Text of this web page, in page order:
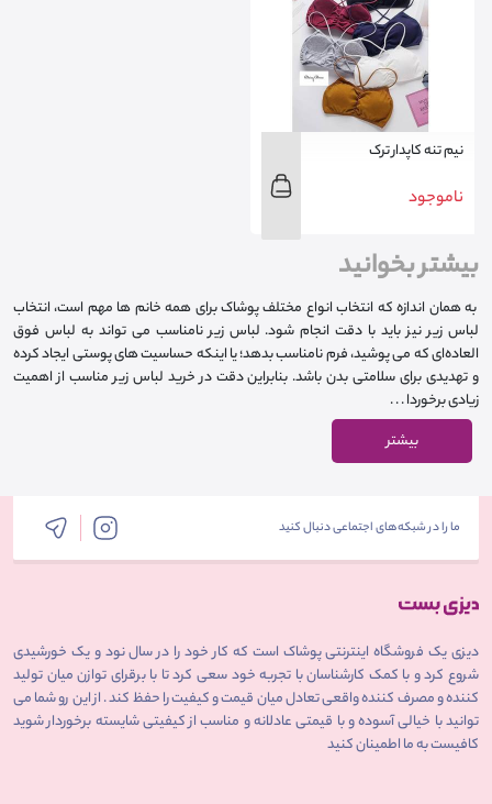
نیم تنه کاپدار ترک
ناموجود
بیشتر بخوانید
به همان اندازه که انتخاب انواع مختلف پوشاک برای همه خانم ها مهم است، انتخاب
لباس زیر نیز باید با دقت انجام شود. لباس زیر نامناسب می‌ تواند به لباس فوق
‌العاده‌ای که می پوشید، فرم نامناسب بدهد؛ یا اینکه حساسیت ‌های پوستی ایجاد کرده
و تهدیدی برای سلامتی بدن باشد. بنابراین دقت در خرید لباس زیر مناسب از اهمیت
زیادی برخوردا . . .
بیشتر
ما را در شبکه‌های اجتماعی دنبال کنید
دیزی یک فروشگاه اینترنتی پوشاک است که کار خود را در سال نود و یک خورشیدی
شروع کرد و با کمک کارشناسان با تجربه خود سعی کرد تا با برقرای توازن میان تولید
کننده و مصرف کننده واقعی تعادل میان قیمت و کیفیت را حفظ کند . از این رو شما می
توانید با خیالی آسوده و با قیمتی عادلانه و مناسب از کیفیتی شایسته برخوردار شوید
کافیست به ما اطمینان کنید